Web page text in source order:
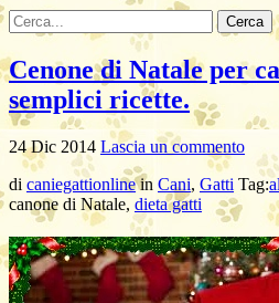
Cenone di Natale per
semplici ricette.
24 Dic 2014 Lascia un commento
di caniegattionline in Cani, Gatti Tag:
canone di Natale, dieta gatti